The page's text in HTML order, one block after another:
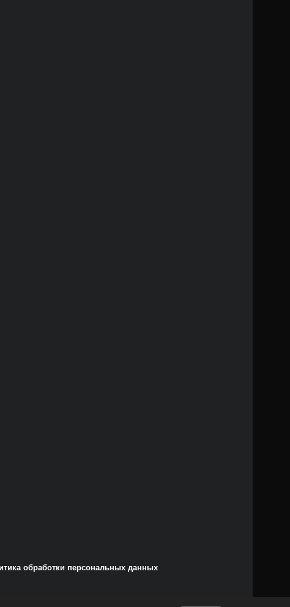
обработки персональных данных